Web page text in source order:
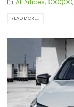
All Articles, SOOQOO,
READ MORE...